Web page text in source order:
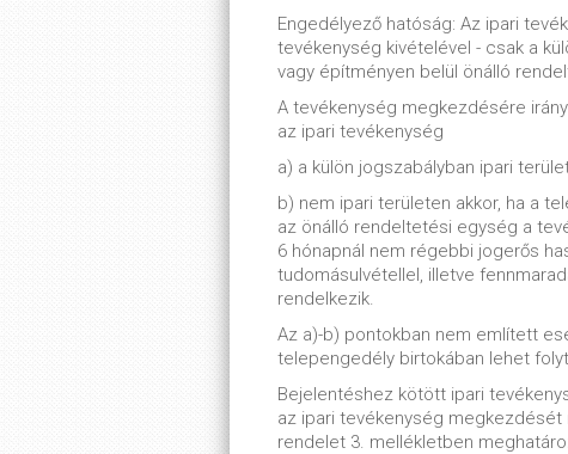
Engedélyező hatóság: Az ipari
tevékenység kivételével - csak a
vagy építményen belül önálló
A tevékenység megkezdésére
az ipari tevékenység
a) a külön jogszabályban ipari
b) nem ipari területen akkor, ha a
az önálló rendeltetési egység a
6 hónapnál nem régebbi jogerős
tudomásulvétellel, illetve
rendelkezik.
Az a)-b) pontokban nem említett
telepengedély birtokában lehet
Bejelentéshez kötött ipari
az ipari tevékenység megkezdését
rendelet 3. mellékletben